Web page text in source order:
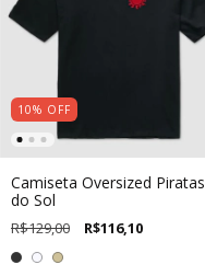
10% OFF
Camiseta Oversized Piratas
do Sol
R$129,00 R$116,10